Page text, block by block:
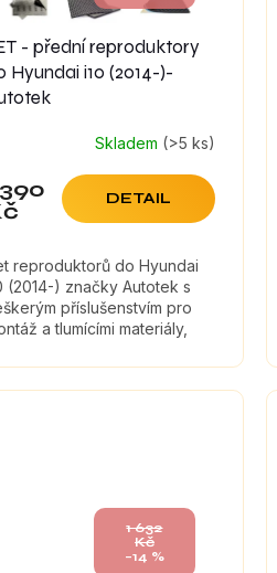
- přední reproduktory
Hyundai i10 (2014-)-
Skladem (>5 ks)
390
DETAIL
reproduktorů do Hyundai
(2014-) značky Autotek s
příslušenstvím pro
a tlumícími materiály,
reproduktorů.
1 632
Kč
–14 %